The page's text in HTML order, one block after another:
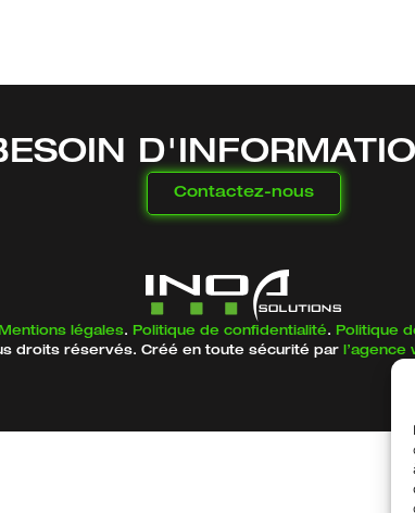
Contactez-nous
légales. Politique de confidentialité. Politique
droits réservés. Créé en toute sécurité par
l’agence